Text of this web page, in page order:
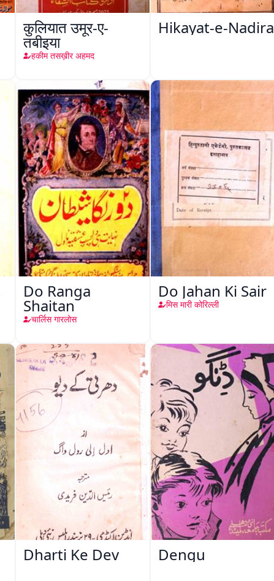
कुलियात उमूर-ए-
तबीइया
हकीम तसख़ीर अहमद
Hikayat-e-Nadira
Do Ranga
Shaitan
चार्लिस गारलोस
Do Jahan Ki Sair
मिस मारी कोरिल्ली
Dharti Ke Dev Dengu